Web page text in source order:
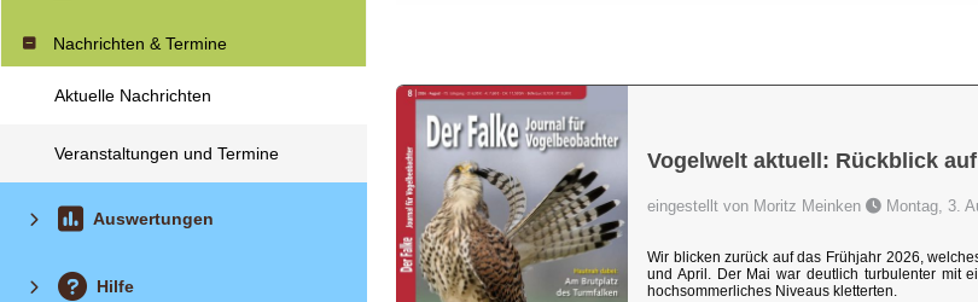
Nachrichten & Termine
Aktuelle Nachrichten
Veranstaltungen und Termine
Auswertungen
Hilfe
Vogelwelt aktuell: Rückblick
eingestellt von Moritz Meinken Montag, 3.
Wir blicken zurück auf das Frühjahr 2026,
und April. Der Mai war deutlich turbulenter mit
hochsommerliches Niveaus kletterten.